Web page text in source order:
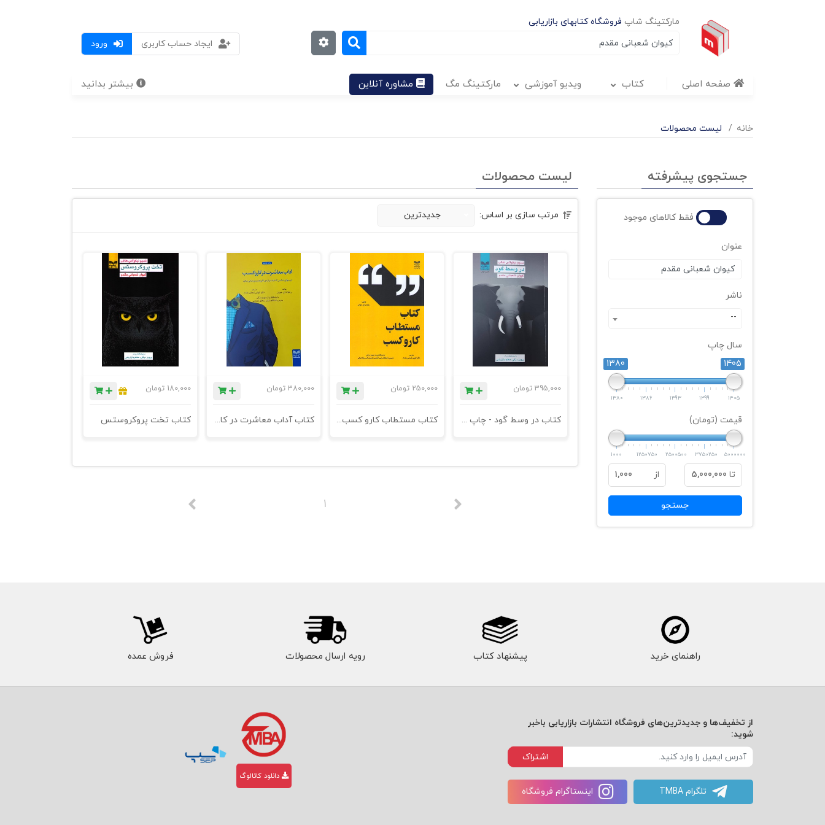
مارکتینگ شاپ فروشگاه کتابهای بازاریابی
ورود
ایجاد حساب کاربری
صفحه اصلی کتاب ویدیو آموزشی مارکتینگ مگ مشاوره آنلاین بیشتر بدانید
خانه لیست محصولات
جستجوی پیشرفته
فقط کالاهای موجود
عنوان
ناشر
--
سال چاپ
1380
1405
1380 1386 1393 1399 1405
قیمت (تومان)
1000 1250750 2500500 3750250 5000000
تا 5,000,000 از 1,000
جستجو
لیست محصولات
مرتب سازی بر اساس: جدیدترین
395,000 تومان
کتاب در وسط گود - چاپ دوم
250,000 تومان
کتاب مستطاب کارو کسب - چاپ دوم
380,000 تومان
کتاب آداب معاشرت در کاروکسب - درسهای اساسی که باید درباره ی کاروکسب و زندگی بدانید - چاپ پنجم
180,000 تومان
کتاب تخت پروکروستس
1
راهنمای خرید پیشنهاد کتاب رویه ارسال محصولات فروش عمده
از تخفیف‌ها و جدیدترین‌های فروشگاه انتشارات بازاریابی باخبر
شوید:
اشتراک
تلگرام TMBA اینستاگرام فروشگاه
دانلود کاتالوگ